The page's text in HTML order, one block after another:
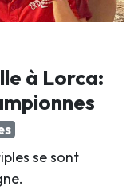
à Lorca:
se sont